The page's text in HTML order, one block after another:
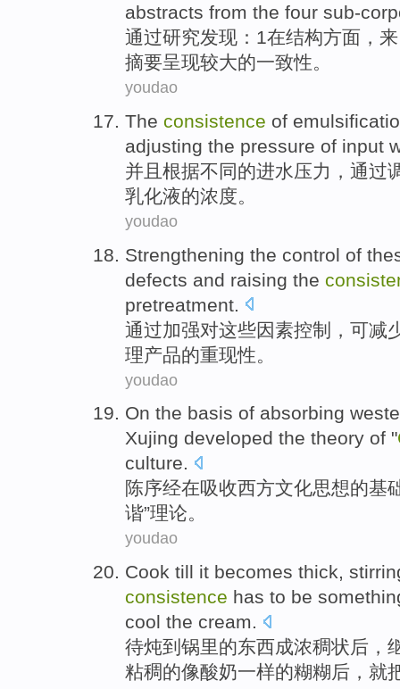
abstracts from the four sub-
通过研究发现 ： 1在结构方面 ，
摘要呈现较大的一致性。
youdao
The consistence of
adjusting the pressure of input
并且根据不同的进水压力 ， 通过
乳化液的浓度。
youdao
Strengthening the control of
defects and raising the
pretreatment
通过加强对这些因素控制 ， 可减
理产品的重现性。
youdao
On the basis of absorbing
Xujing developed the theory of "
culture.
陈序经在吸收西方文化思想的基
谐”理论。
youdao
Cook till it becomes thick,
consistence has to be
cool the cream.
待炖到锅里的东西成浓稠状后，
粘稠的像酸奶一样的糊糊后， 就